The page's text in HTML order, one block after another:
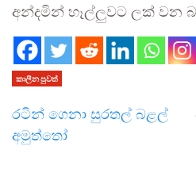
අන්දමින් හෑල්ලුවට ලක් වන
කාලීන පුවත්
රටින් ගෙනා සුරතල් බළල්
අමුත්තෝ